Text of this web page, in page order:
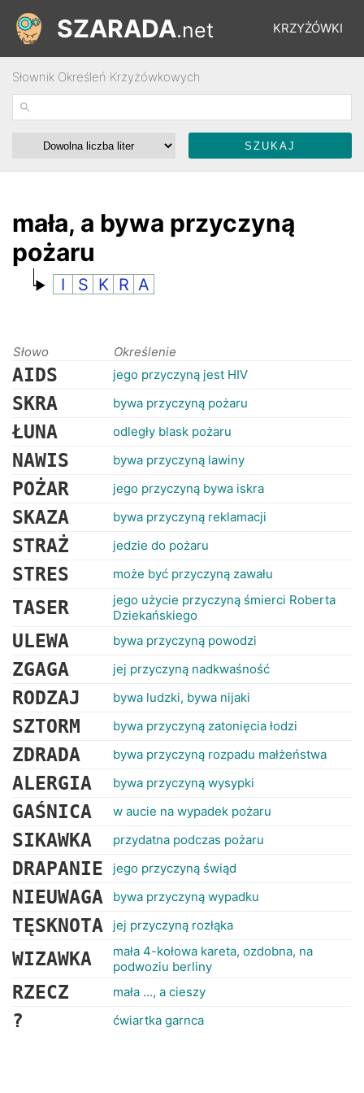
KRZYŻÓWKI
ŁAMIGŁÓWKI
SZARADA.net
Słownik Określeń Krzyżówkowych
mała, a bywa przyczyną
pożaru
I S K R A
Słowo Określenie
AIDS jego przyczyną jest HIV
SKRA bywa przyczyną pożaru
ŁUNA odległy blask pożaru
NAWIS bywa przyczyną lawiny
POŻAR jego przyczyną bywa iskra
SKAZA bywa przyczyną reklamacji
STRAŻ jedzie do pożaru
STRES może być przyczyną zawału
TASER
jego użycie przyczyną śmierci Roberta
Dziekańskiego
ULEWA bywa przyczyną powodzi
ZGAGA jej przyczyną nadkwaśność
RODZAJ bywa ludzki, bywa nijaki
SZTORM bywa przyczyną zatonięcia łodzi
ZDRADA bywa przyczyną rozpadu małżeństwa
ALERGIA bywa przyczyną wysypki
GAŚNICA w aucie na wypadek pożaru
SIKAWKA przydatna podczas pożaru
DRAPANIE jego przyczyną świąd
NIEUWAGA bywa przyczyną wypadku
TĘSKNOTA jej przyczyną rozłąka
WIZAWKA
mała 4-kołowa kareta, ozdobna, na
podwoziu berliny
RZECZ mała ..., a cieszy
? ćwiartka garnca